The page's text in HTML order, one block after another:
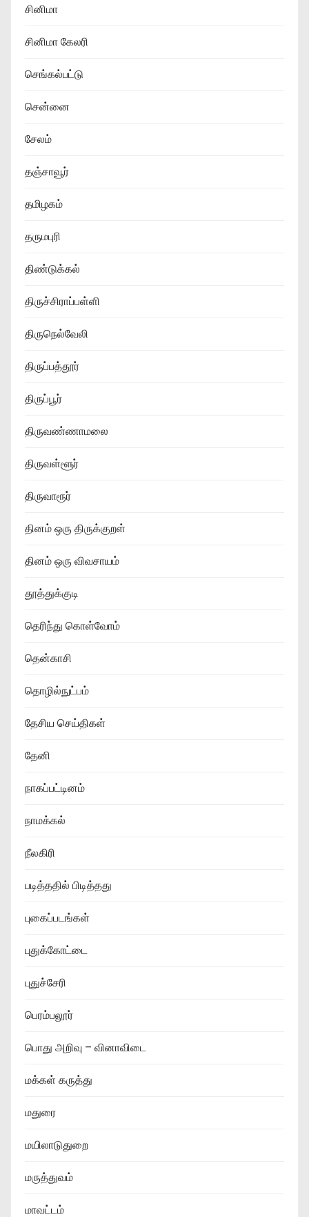
சினிமா
சினிமா கேலரி
செங்கல்பட்டு
சென்னை
சேலம்
தஞ்சாவூர்
தமிழகம்
தருமபுரி
திண்டுக்கல்
திருச்சிராப்பள்ளி
திருநெல்வேலி
திருப்பத்தூர்
திருப்பூர்
திருவண்ணாமலை
திருவள்ளூர்
திருவாரூர்
தினம் ஒரு திருக்குறள்
தினம் ஒரு விவசாயம்
தூத்துக்குடி
தெரிந்து கொள்வோம்
தென்காசி
தொழில்நுட்பம்
தேசிய செய்திகள்
தேனி
நாகப்பட்டினம்
நாமக்கல்
நீலகிரி
படித்ததில் பிடித்தது
புகைப்படங்கள்
புதுக்கோட்டை
புதுச்சேரி
பெரம்பலூர்
பொது அறிவு – வினாவிடை
மக்கள் கருத்து
மதுரை
மயிலாடுதுறை
மருத்துவம்
மாவட்டம்